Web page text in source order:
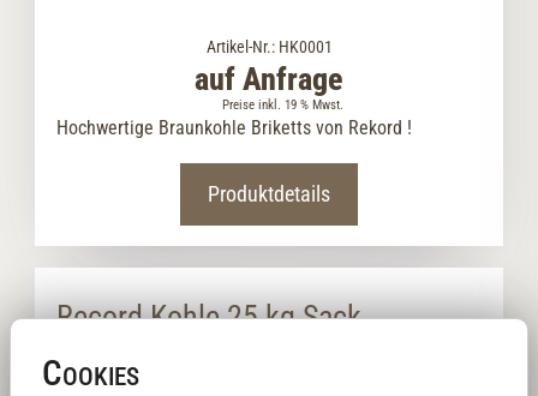
Artikel-Nr.: HK0001
auf Anfrage
Preise inkl. 19 % Mwst.
Hochwertige Braunkohle Briketts von Rekord !
Produktdetails
Record Kohle 25 kg Sack
Cookies